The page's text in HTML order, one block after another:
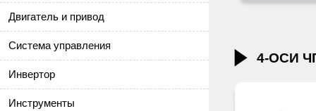
Двигатель и привод
Система управления
Инвертор
Инструменты
вакуумный
система
 4-ОСИ